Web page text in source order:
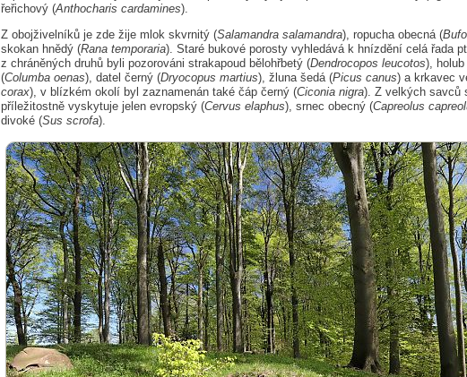
řeřichový (Anthocharis cardamines).
Z obojživelníků je zde žije mlok skvrnitý (Salamandra salamandra), ropucha obecná (
skokan hnědý (Rana temporaria). Staré bukové porosty vyhledává k hnízdění celá řada
z chráněných druhů byli pozorováni strakapoud bělohřbetý (Dendrocopos leucotos),
(Columba oenas), datel černý (Dryocopus martius), žluna šedá (Picus canus) a krkavec
corax), v blízkém okolí byl zaznamenán také čáp černý (Ciconia nigra). Z velkých savců
příležitostně vyskytuje jelen evropský (Cervus elaphus), srnec obecný (Capreolus
divoké (Sus scrofa).